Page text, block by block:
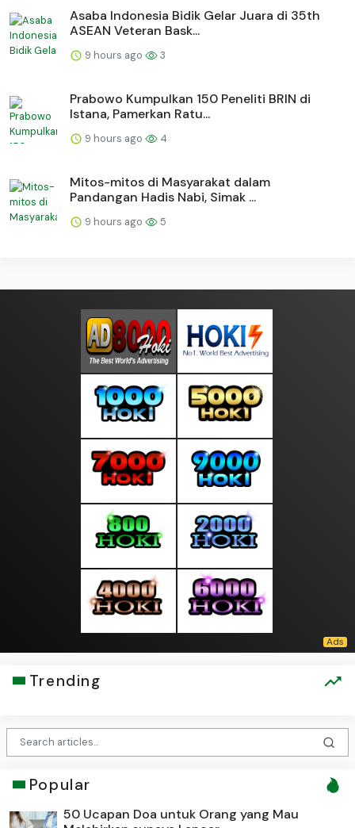
Asaba Indonesia Bidik Gelar Juara di 35th
ASEAN Veteran Bask...
9 hours ago 3
Prabowo Kumpulkan 150 Peneliti BRIN di
Istana, Pamerkan Ratu...
9 hours ago 4
Mitos-mitos di Masyarakat dalam
Pandangan Hadis Nabi, Simak ...
9 hours ago 5
Trending
Popular
50 Ucapan Doa untuk Orang yang Mau